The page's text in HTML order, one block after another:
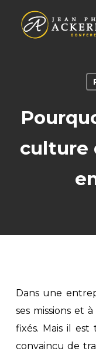
culture
Dans une
ses missions et
fixés. Mais il
convaincu de